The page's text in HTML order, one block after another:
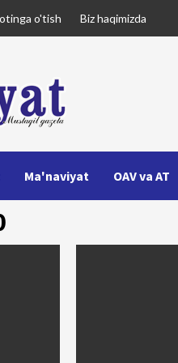
o'tish Biz haqimizda
Ma'naviyat OAV va AT